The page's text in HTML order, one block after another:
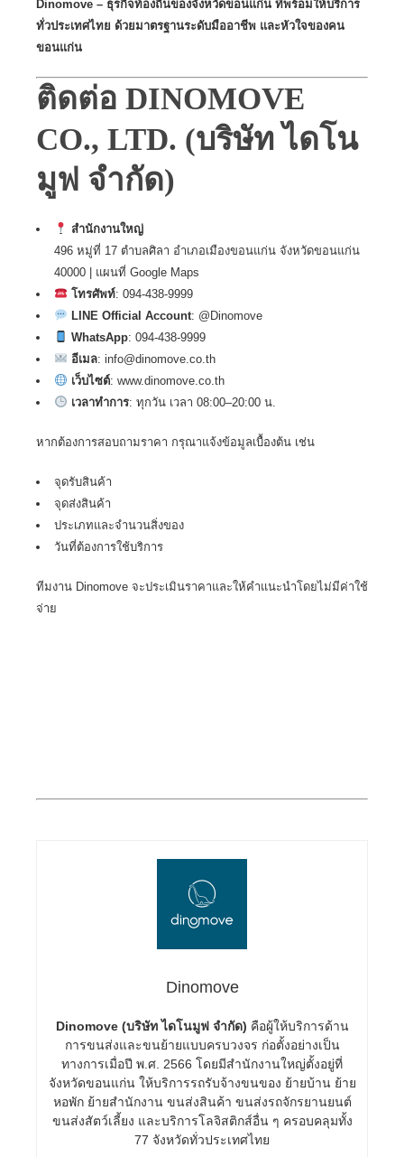
Dinomove – ธุรกิจท้องถิ่นของจังหวัดขอนแก่น ที่พร้อมให้บริการ
ทั่วประเทศไทย ด้วยมาตรฐานระดับมืออาชีพ และหัวใจของคน
ขอนแก่น
ติดต่อ DINOMOVE
CO., LTD. (บริษัท ไดโน
มูฟ จำกัด)
สำนักงานใหญ่
496 หมู่ที่ 17 ตำบลศิลา อำเภอเมืองขอนแก่น จังหวัดขอนแก่น
40000 | แผนที่ Google Maps
โทรศัพท์: 094-438-9999
LINE Official Account: @Dinomove
WhatsApp: 094-438-9999
อีเมล: info@dinomove.co.th
เว็บไซต์: www.dinomove.co.th
เวลาทำการ: ทุกวัน เวลา 08:00–20:00 น.
หากต้องการสอบถามราคา กรุณาแจ้งข้อมูลเบื้องต้น เช่น
จุดรับสินค้า
จุดส่งสินค้า
ประเภทและจำนวนสิ่งของ
วันที่ต้องการใช้บริการ
ทีมงาน Dinomove จะประเมินราคาและให้คำแนะนำโดยไม่มีค่าใช้
จ่าย
Dinomove
Dinomove (บริษัท ไดโนมูฟ จำกัด) คือผู้ให้บริการด้าน
การขนส่งและขนย้ายแบบครบวงจร ก่อตั้งอย่างเป็น
ทางการเมื่อปี พ.ศ. 2566 โดยมีสำนักงานใหญ่ตั้งอยู่ที่
จังหวัดขอนแก่น ให้บริการรถรับจ้างขนของ ย้ายบ้าน ย้าย
หอพัก ย้ายสำนักงาน ขนส่งสินค้า ขนส่งรถจักรยานยนต์
ขนส่งสัตว์เลี้ยง และบริการโลจิสติกส์อื่น ๆ ครอบคลุมทั้ง
77 จังหวัดทั่วประเทศไทย